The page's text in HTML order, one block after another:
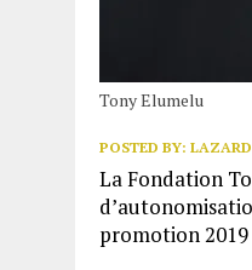
Tony Elumelu
POSTED BY:
La Fondation
promotion